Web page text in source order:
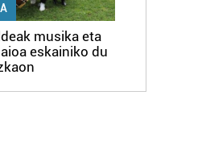
musika eta
eskainiko du